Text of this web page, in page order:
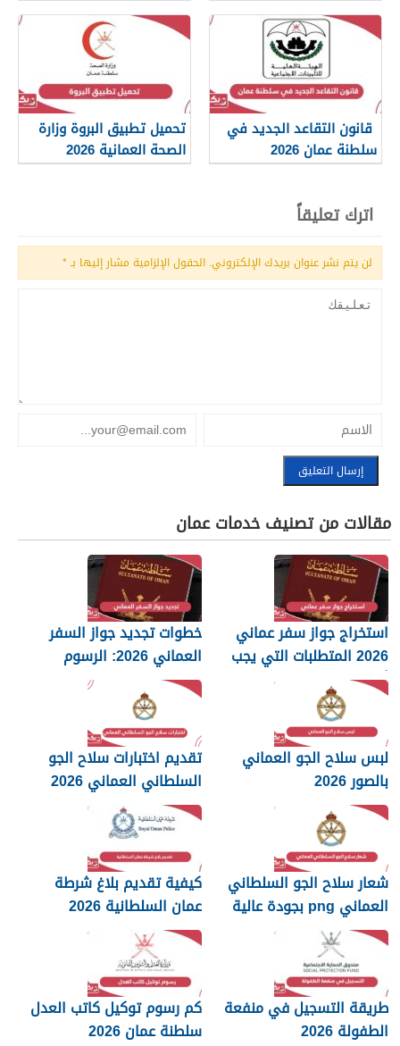
قانون التقاعد الجديد في
سلطنة عمان 2026
تحميل تطبيق البروة وزارة
الصحة العمانية 2026
اترك تعليقاً
لن يتم نشر عنوان بريدك الإلكتروني. الحقول الإلزامية مشار إليها بـ*
مقالات من تصنيف خدمات عمان
استخراج جواز سفر عماني
2026 المتطلبات التي يجب
أن تعرفها
خطوات تجديد جواز السفر
العماني 2026: الرسوم
والمستندات المطلوبة
لبس سلاح الجو العماني
بالصور 2026
تقديم اختبارات سلاح الجو
السلطاني العماني 2026
شعار سلاح الجو السلطاني
العماني png بجودة عالية
2026
كيفية تقديم بلاغ شرطة
عمان السلطانية 2026
طريقة التسجيل في منفعة
الطفولة 2026
كم رسوم توكيل كاتب العدل
سلطنة عمان 2026